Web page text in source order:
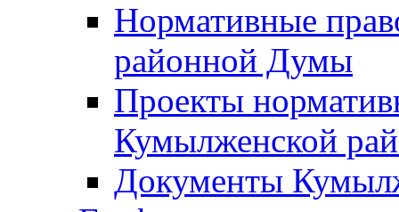
Нормативные
районной Думы
Проекты
Кумылженской
Документы